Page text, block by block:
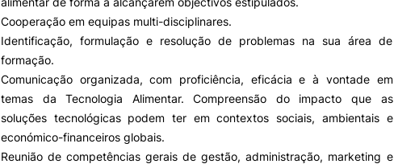
Cooperação em equipas multi-disciplinares.
Identificação, formulação e resolução de problemas na sua área de
formação.
Comunicação organizada, com proficiência, eficácia e à vontade em
temas da Tecnologia Alimentar. Compreensão do impacto que as
soluções tecnológicas podem ter em contextos sociais, ambientais e
económico-financeiros globais.
Reunião de competências gerais de gestão, administração, marketing e